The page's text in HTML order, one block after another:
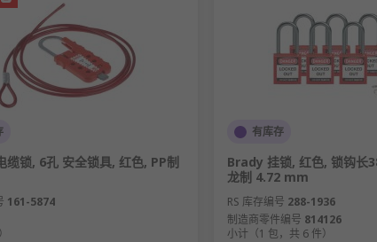
缆锁, 6孔 安全锁具, 红色, PP制
161-5874
有库存
Brady 挂锁, 红色, 锁钩长
龙制 4.72 mm
RS 库存编号 288-1936
制造商零件编号 814126
小计（1 包，共 6 件）